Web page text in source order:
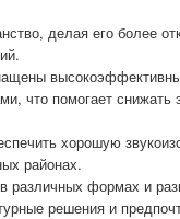
делая его более
что помогает снижать
хорошую
районах.
различных формах и
решения и